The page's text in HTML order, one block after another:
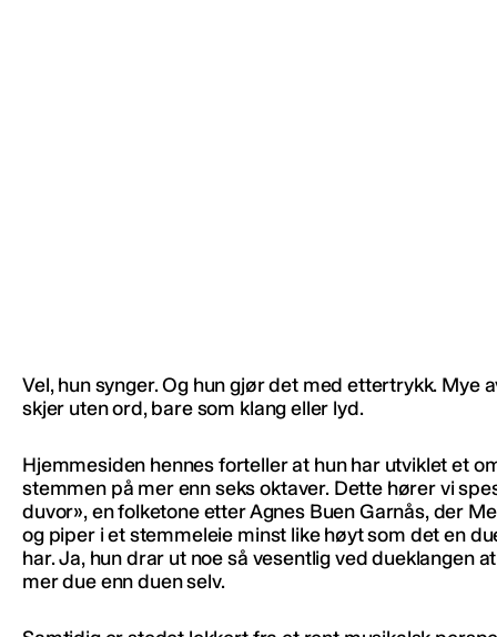
Vel, hun synger. Og hun gjør det med ettertrykk. Mye
skjer uten ord, bare som klang eller lyd.
Hjemmesiden hennes forteller at hun har utviklet et
stemmen på mer enn seks oktaver. Dette hører vi
duvor», en folketone etter Agnes Buen Garnås, der
og piper i et stemmeleie minst like høyt som det en
har. Ja, hun drar ut noe så vesentlig ved dueklangen
mer due enn duen selv.